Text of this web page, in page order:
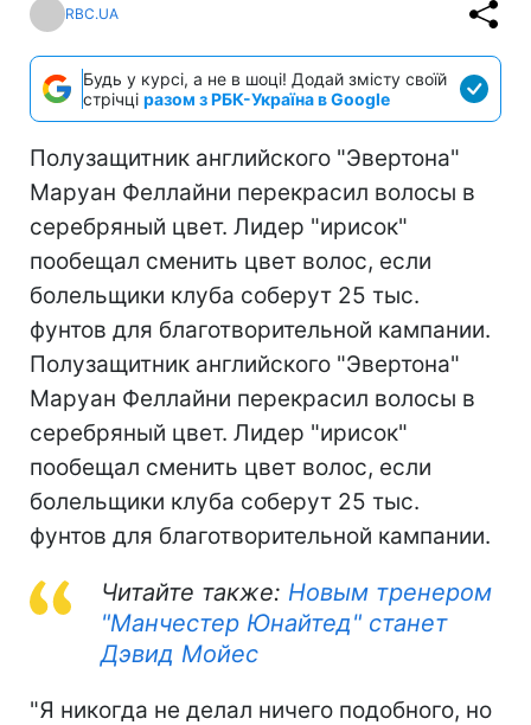
RBC.UA
Будь у курсі, а не в шоці! Додай змісту своїй
стрічці разом з РБК-Україна в Google
Полузащитник английского "Эвертона"
Маруан Феллайни перекрасил волосы в
серебряный цвет. Лидер "ирисок"
пообещал сменить цвет волос, если
болельщики клуба соберут 25 тыс.
фунтов для благотворительной кампании.
Полузащитник английского "Эвертона"
Маруан Феллайни перекрасил волосы в
серебряный цвет. Лидер "ирисок"
пообещал сменить цвет волос, если
болельщики клуба соберут 25 тыс.
фунтов для благотворительной кампании.
Читайте также: Новым тренером
"Манчестер Юнайтед" станет
Дэвид Мойес
"Я никогда не делал ничего подобного, но